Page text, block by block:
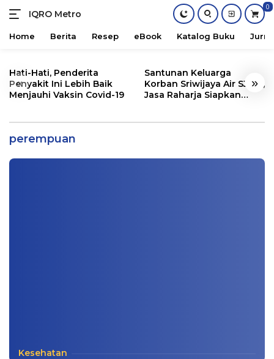
content
IQRO Metro
Lets
Bright
0
Home Berita Resep eBook Katalog Buku
« »
Hati-Hati, Penderita
Penyakit Ini Lebih Baik
Menjauhi Vaksin Covid-19
Santunan Keluarga
Korban Sriwijaya Air SJ182,
Jasa Raharja Siapkan
perempuan
Batas Oleh Angkie Yudistia
Buku|03/30/2024
Kesehatan